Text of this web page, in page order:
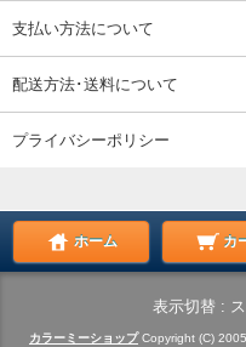
支払い方法について
配送方法･送料について
プライバシーポリシー
ホーム カ
表示切替 :
カラーミーショップCopyright (C)